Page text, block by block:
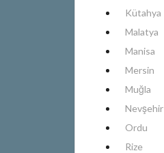
Kütahya
Malatya
Manisa
Mersin
Muğla
Nevşehir
Ordu
Rize